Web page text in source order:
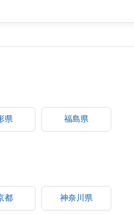
県 福島県
都 神奈川県